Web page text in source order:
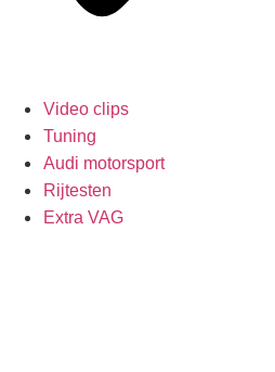
Video clips
Tuning
Audi motorsport
Rijtesten
Extra VAG